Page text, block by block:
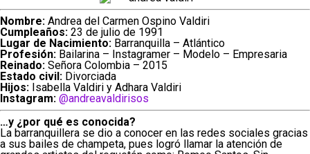
Y hace unas horas, la empresaria decidió aclarar
palabras y responder a los señalamientos. Según
una “viuda alegre” y ella reaccionó al
“La viuda alegre, ve. Me da
mucha gente no entendió esa
diciendo hace cuánto conocí
Nombre: Andrea del Carmen Ospino Valdiri
Cumpleaños: 23 de julio de 1991
Lugar de Nacimiento: Barranquilla – Atlántico
Profesión: Bailarina – Instagramer – Modelo – Empresaria
Reinado: Señora Colombia – 2015
Estado civil: Divorciada
Hijos: Isabella Valdiri y Adhara Valdiri
Instagram: @andreavaldirisos
…y ¿por qué es conocida?
La barranquillera se dio a conocer en las redes sociales gracias
a sus bailes de champeta, pues logró llamar la atención de